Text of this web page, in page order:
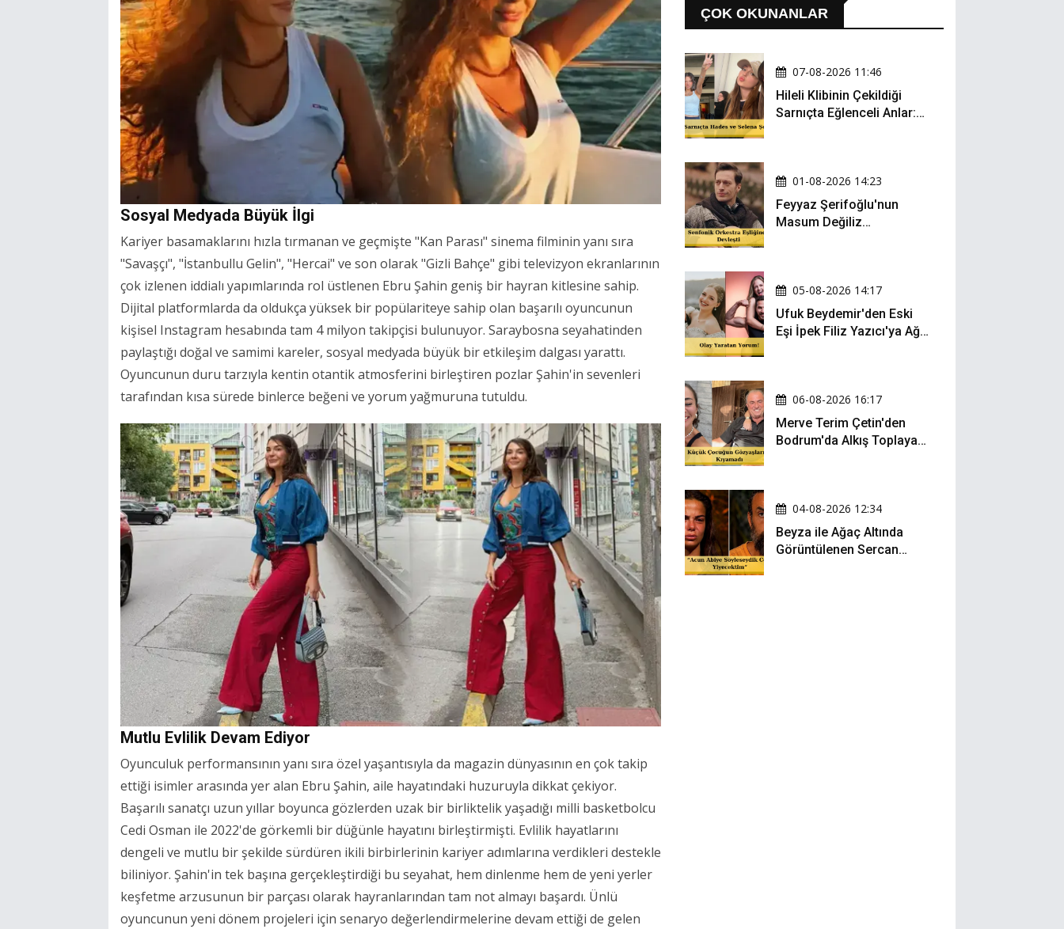
Sosyal Medyada Büyük İlgi
Kariyer basamaklarını hızla tırmanan ve geçmişte "Kan Parası" sinema filminin yanı sıra
"Savaşçı", "İstanbullu Gelin", "Hercai" ve son olarak "Gizli Bahçe" gibi televizyon ekranlarının
çok izlenen iddialı yapımlarında rol üstlenen Ebru Şahin geniş bir hayran kitlesine sahip.
Dijital platformlarda da oldukça yüksek bir popülariteye sahip olan başarılı oyuncunun
kişisel Instagram hesabında tam 4 milyon takipçisi bulunuyor. Saraybosna seyahatinden
paylaştığı doğal ve samimi kareler, sosyal medyada büyük bir etkileşim dalgası yarattı.
Oyuncunun duru tarzıyla kentin otantik atmosferini birleştiren pozlar Şahin'in sevenleri
tarafından kısa sürede binlerce beğeni ve yorum yağmuruna tutuldu.
Mutlu Evlilik Devam Ediyor
Oyunculuk performansının yanı sıra özel yaşantısıyla da magazin dünyasının en çok takip
ettiği isimler arasında yer alan Ebru Şahin, aile hayatındaki huzuruyla dikkat çekiyor.
Başarılı sanatçı uzun yıllar boyunca gözlerden uzak bir birliktelik yaşadığı milli basketbolcu
Cedi Osman ile 2022'de görkemli bir düğünle hayatını birleştirmişti. Evlilik hayatlarını
dengeli ve mutlu bir şekilde sürdüren ikili birbirlerinin kariyer adımlarına verdikleri destekle
biliniyor. Şahin'in tek başına gerçekleştirdiği bu seyahat, hem dinlenme hem de yeni yerler
keşfetme arzusunun bir parçası olarak hayranlarından tam not almayı başardı. Ünlü
oyuncunun yeni dönem projeleri için senaryo değerlendirmelerine devam ettiği de gelen
ÇOK OKUNANLAR
07-08-2026 11:46
Hileli Klibinin Çekildiği
Sarnıçta Eğlenceli Anlar:
01-08-2026 14:23
Feyyaz Şerifoğlu'nun
Masum Değiliz
05-08-2026 14:17
Ufuk Beydemir'den Eski
Eşi İpek Filiz Yazıcı'ya Ağır
06-08-2026 16:17
Merve Terim Çetin'den
Bodrum'da Alkış Toplayan
04-08-2026 12:34
Beyza ile Ağaç Altında
Görüntülenen Sercan